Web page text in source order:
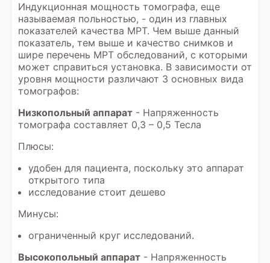
Индукционная мощность томографа, еще
называемая польностью, - один из главных
показателей качества МРТ. Чем выше данный
показатель, тем выше и качество снимков и
шире перечень МРТ обследований, с которыми
может справиться установка. В зависимости от
уровня мощности различают 3 основных вида
томографов:
Низкопольный аппарат - Напряженность
томографа составляет 0,3 – 0,5 Тесла
Плюсы:
удобен для пациента, поскольку это аппарат
открытого типа
исследование стоит дешево
Минусы:
ограниченный круг исследований.
Высокопольный аппарат - Напряженность